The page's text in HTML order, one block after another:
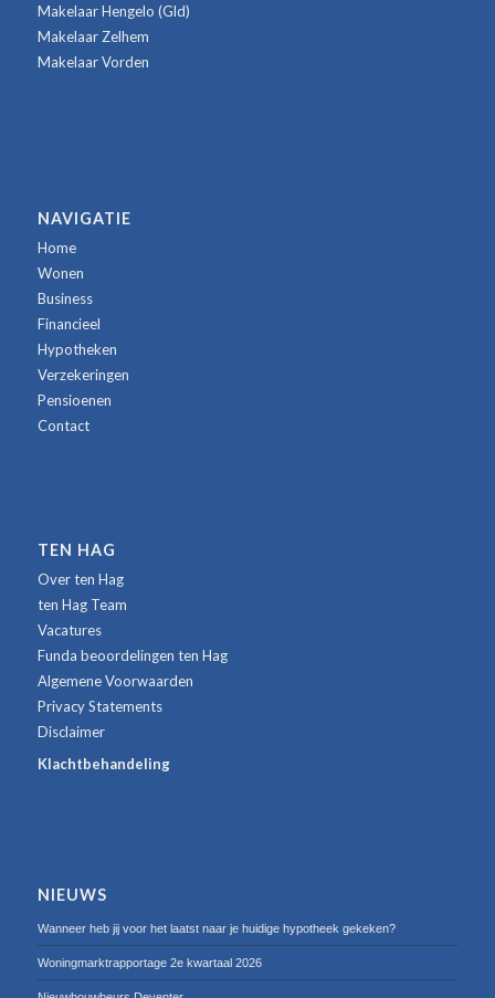
Makelaar Hengelo (Gld)
Makelaar Zelhem
Makelaar Vorden
NAVIGATIE
Home
Wonen
Business
Financieel
Hypotheken
Verzekeringen
Pensioenen
Contact
TEN HAG
Over ten Hag
ten Hag Team
Vacatures
Funda beoordelingen ten Hag
Algemene Voorwaarden
Privacy Statements
Disclaimer
Klachtbehandeling
NIEUWS
Wanneer heb jij voor het laatst naar je huidige hypotheek gekeken?
Woningmarktrapportage 2e kwartaal 2026